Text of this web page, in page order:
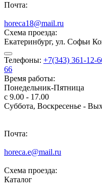
Почта:
horeca18@mail.ru
Схема проезда:
Екатеринбург, ул. Софьи
Телефоны: +7(343) 361-12-
66
Время работы:
Понедельник-Пятница
с 9.00 - 17.00
Суббота, Воскресенье -
Почта:
horeca.e@mail.ru
Схема проезда:
Каталог